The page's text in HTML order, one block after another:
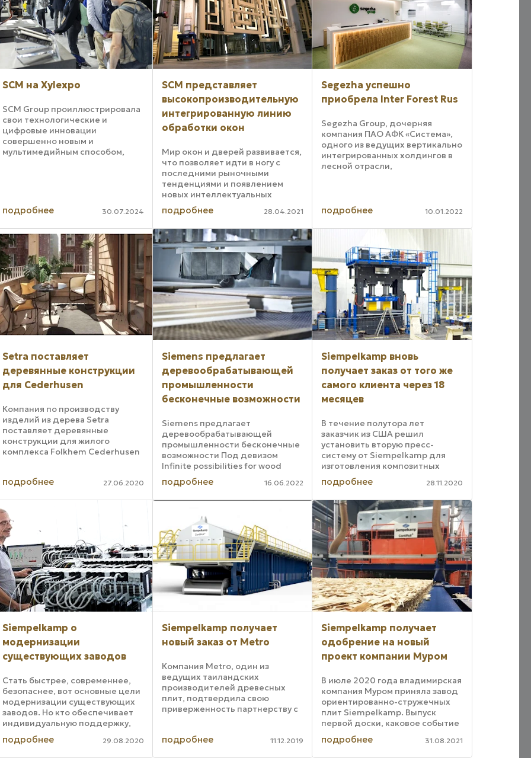
SCM на Xylexpo
SCM Group проиллюстрировала
свои технологические и
цифровые инновации
совершенно новым и
мультимедийным способом,
цифровизации и устойчивого ...
подробнее 30.07.2024
SCM представляет
высокопроизводительную
интегрированную линию
обработки окон
Мир окон и дверей развивается,
что позволяет идти в ногу с
последними рыночными
тенденциями и появлением
новых интеллектуальных
систем домашней электроники.
В окнах используются все более
совершенные технические
решения и спецификации,
чтобы сделать ...
подробнее 28.04.2021
Segezha успешно
приобрела Inter Forest Rus
Segezha Group, дочерняя
компания ПАО АФК «Система»,
одного из ведущих вертикально
интегрированных холдингов в
лесной отрасли,
древесины, сообщает о
подробнее 10.01.2022
Setra поставляет
деревянные конструкции
для Cederhusen
Компания по производству
изделий из дерева Setra
поставляет деревянные
конструкции для жилого
комплекса Folkhem Cederhusen
который сейчас запущен и
подробнее 27.06.2020
Siemens предлагает
деревообрабатывающей
промышленности
бесконечные возможности
Siemens предлагает
деревообрабатывающей
промышленности бесконечные
возможности Под девизом
Infinite possibilities for wood
machinery компания Siemens
подтверждает свою передовую
роль также и в
промышленности, преследуя
одну ...
подробнее 16.06.2022
Siempelkamp вновь
получает заказ от того же
самого клиента через 18
месяцев
В течение полутора лет
заказчик из США решил
установить вторую пресс-
систему от Siempelkamp для
изготовления композитных
панелей, идентичную первой.
Система прессования, о которой
идет речь, развивает усилие
прессования 1200 тонн. Особое
впечатление ...
подробнее 28.11.2020
Siempelkamp о
модернизации
существующих заводов
Стать быстрее, современнее,
безопаснее, вот основные цели
модернизации существующих
заводов. Но кто обеспечивает
индивидуальную поддержку,
когда поставщик оборудования
больше не работает на рынке
или возможности модернизации
подробнее 29.08.2020
Siempelkamp получает
новый заказ от Metro
Компания Metro, один из
ведущих таиландских
производителей древесных
плит, подтвердила свою
приверженность партнерству с
формовки и прессования для
подробнее 11.12.2019
Siempelkamp получает
одобрение на новый
проект компании Муром
В июле 2020 года владимирская
компания Муром приняла завод
ориентированно-стружечных
плит Siempelkamp. Выпуск
первой доски, каковое событие
имело место 26 ноября 2020
года, ознаменовал начало
трехсменной работы в марте
подробнее 31.08.2021